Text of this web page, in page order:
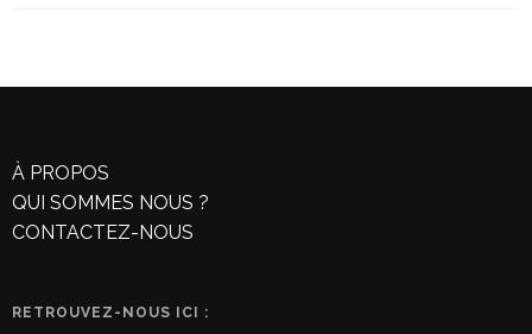
À PROPOS
QUI SOMMES NOUS ?
CONTACTEZ-NOUS
RETROUVEZ-NOUS ICI :